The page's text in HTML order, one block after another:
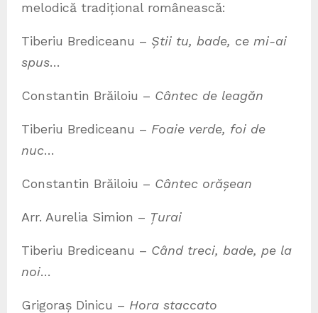
melodică tradițional românească:
Tiberiu Brediceanu – Știi tu, bade, ce mi-ai
spus…
Constantin Brăiloiu – Cântec de leagăn
Tiberiu Brediceanu – Foaie verde, foi de
nuc…
Constantin Brăiloiu – Cântec orășean
Arr. Aurelia Simion – Țurai
Tiberiu Brediceanu – Când treci, bade, pe la
noi…
Grigoraș Dinicu – Hora staccato